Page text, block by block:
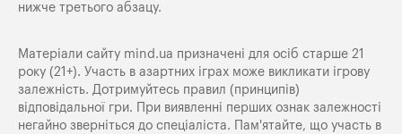
нижче третього абзацу.
Матеріали сайту mind.ua призначені для осіб старше 21
року (21+). Участь в азартних іграх може викликати ігрову
залежність. Дотримуйтесь правил (принципів)
відповідальної гри. При виявленні перших ознак залежності
негайно зверніться до спеціаліста. Пам'ятайте, що участь в